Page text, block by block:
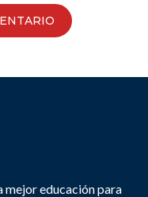
mejor educación para